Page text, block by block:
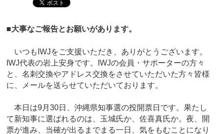
■大事なご報告とお願いがあります。
いつもIWJをご支援いただき、ありがとうございます。
IWJ代表の岩上安身です。IWJの会員・サポーターの方々
と、名刺交換やアドレス交換をさせていただいた方々皆様
に、メールを送らせていただいております。
本日は9月30日、沖縄県知事選の投開票日です。果たし
て新知事に選ばれるのは、玉城氏か、佐喜真氏か。夜、開
票が進み、当確が出るまでまる一日、気をもむことになり